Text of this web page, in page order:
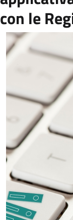
con le